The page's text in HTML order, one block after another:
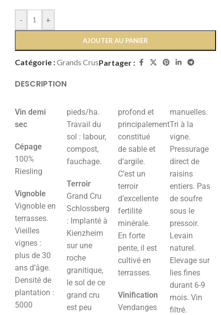
- +
AJOUTER AU PANIER
Catégorie :Grands CrusPartager :
DESCRIPTION
Vin demi
sec
Cépage
100%
Riesling
Vignoble
Vignoble en
terrasses.
Vieilles
vignes :
plus de 30
ans d’âge.
Densité de
plantation :
5000
pieds/ha.
Travail du
sol : labour,
compost,
fauchage.
Terroir
Grand Cru
Schlossberg
: Implanté à
Kienzheim
sur une
roche
granitique,
le sol de ce
grand cru
est peu
profond et
principalement
constitué
de sable et
d’argile.
C’est un
terroir
d’excellente
fertilité
minérale.
En forte
pente, il est
cultivé en
terrasses.
Vinification
Vendanges
manuelles.
Tri à la
vigne.
Pressurage
direct de
raisins
entiers. Pas
de soufre
sous le
pressoir.
Levain
naturel.
Elevage sur
lies fines
durant 6-9
mois. Vin
filtré.